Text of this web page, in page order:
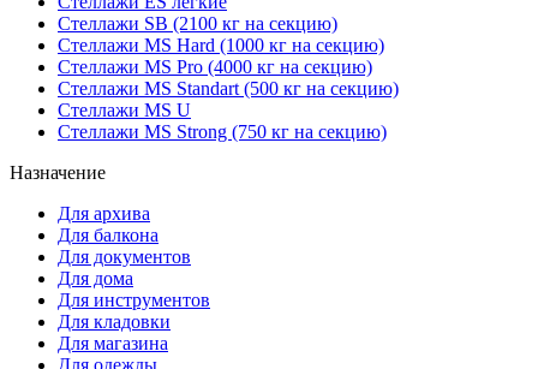
Стеллажи SB (2100 кг на секцию)
Стеллажи MS Hard (1000 кг на секцию)
Стеллажи MS Pro (4000 кг на секцию)
Стеллажи MS Standart (500 кг на секцию)
Стеллажи MS U
Стеллажи MS Strong (750 кг на секцию)
Назначение
Для архива
Для балкона
Для документов
Для дома
Для инструментов
Для кладовки
Для магазина
Для одежды